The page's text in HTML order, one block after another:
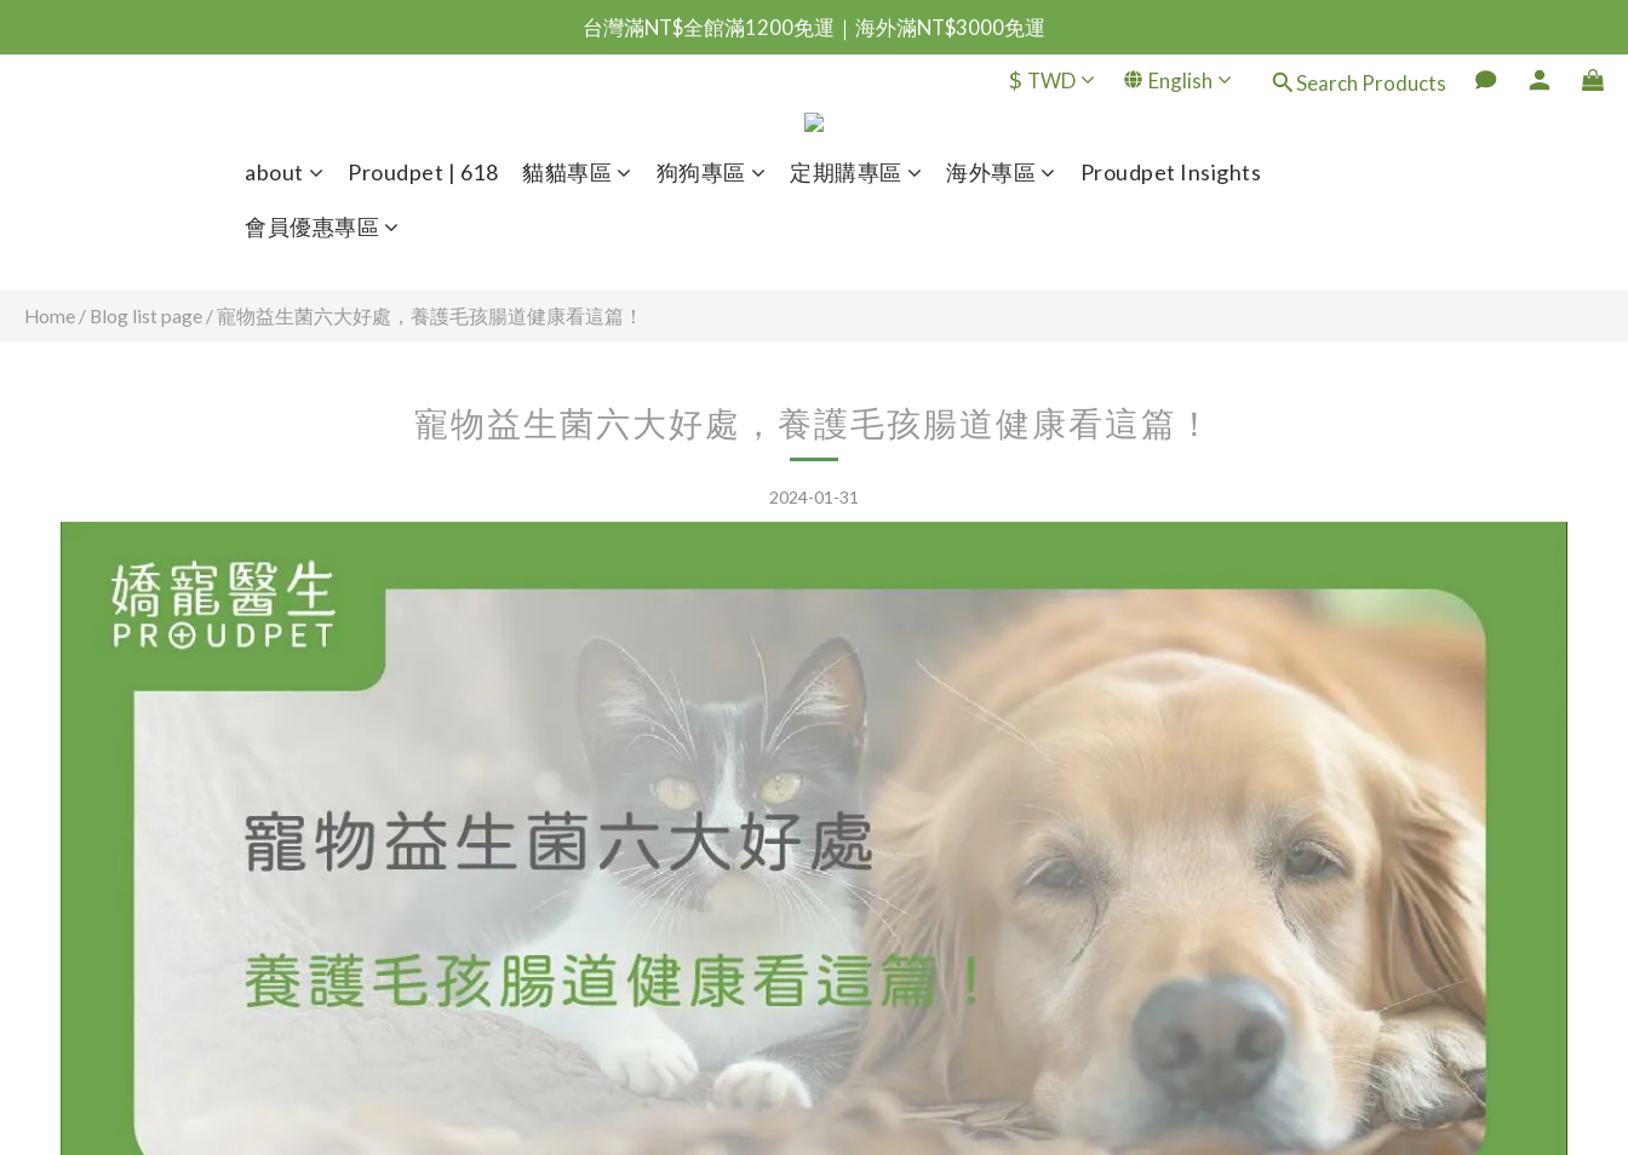
台灣滿NT$全館滿1200免運｜海外滿NT$3000免運
會員優惠專區由此進
台灣滿NT$全館滿1200免運｜海外滿NT$3000免運
$ TWD English Search Products
about Proudpet | 618 貓貓專區 狗狗專區 定期購專區 海外專區 Proudpet Insights
會員優惠專區
Home / Blog list page /寵物益生菌六大好處，養護毛孩腸道健康看這篇！
寵物益生菌六大好處，養護毛孩腸道健康看這篇！
2024-01-31